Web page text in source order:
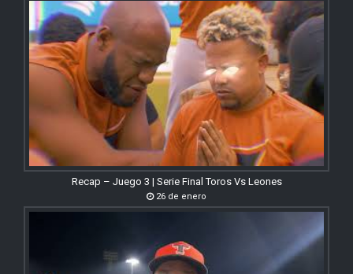
Recap – Juego 3 | Serie Final Toros Vs Leones
26 de enero